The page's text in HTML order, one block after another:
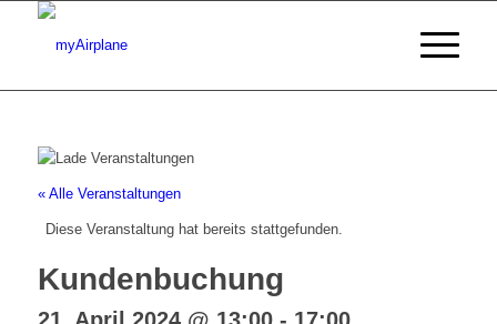
« Alle Veranstaltungen
Diese Veranstaltung hat bereits stattgefunden.
Kundenbuchung